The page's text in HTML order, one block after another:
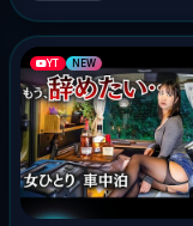
YT NEW